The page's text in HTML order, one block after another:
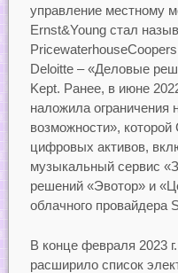
управление местному
Ernst&Young стал
Deloitte – «Деловые
Kept. Ранее, в июне
наложила
возможности»,
цифровых активов,
музыкальный сервис
решений «Эвотор» и
облачного провайдера
В конце февраля 2023
расширило список